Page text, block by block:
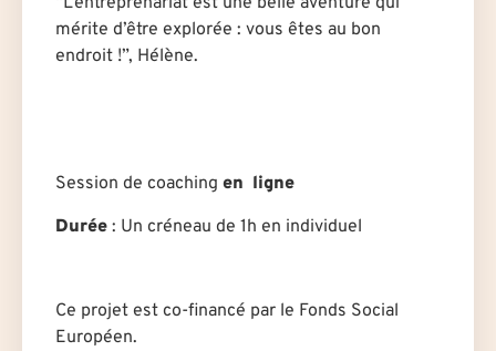
mérite d’être explorée : vous êtes au bon
endroit !”, Hélène.
Session de coaching en ligne
Durée : Un créneau de 1h en individuel
Ce projet est co-financé par le Fonds Social
Européen.